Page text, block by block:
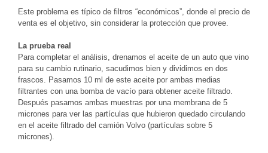
Este problema es típico de filtros “económicos”, donde el precio de
venta es el objetivo, sin considerar la protección que provee.
La prueba real
Para completar el análisis, drenamos el aceite de un auto que vino
para su cambio rutinario, sacudimos bien y dividimos en dos
frascos. Pasamos 10 ml de este aceite por ambas medias
filtrantes con una bomba de vacío para obtener aceite filtrado.
Después pasamos ambas muestras por una membrana de 5
micrones para ver las partículas que hubieron quedado circulando
en el aceite filtrado del camión Volvo (partículas sobre 5
micrones).